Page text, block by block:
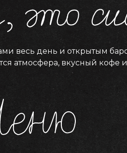
весь день и открытым
атмосфера, вкусный кофе